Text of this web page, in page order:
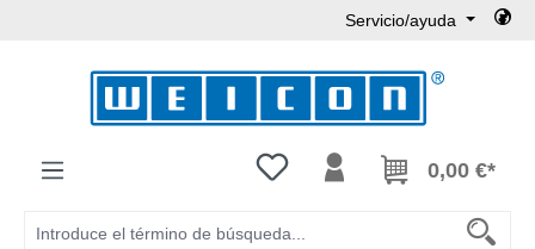
Servicio/ayuda
Tienes 0 artículos en tu lista de
0,00 €*